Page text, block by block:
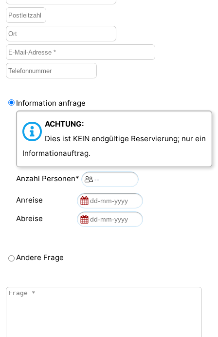
Duiveland
-
Renesse
-
Brouwershaven
-
Bruinisse
-
Natur
Oosterschelde
Burgh
Haamstede
Natur
Kop
van
Schouwen
Walcheren
Veere
Natur
de
Domburg
-
Information anfrage
ACHTUNG:
Dies ist KEIN endgültige Reservierung; nur ein
Informationauftrag.
Anzahl Personen*
Anreise
Abreise
Andere Frage